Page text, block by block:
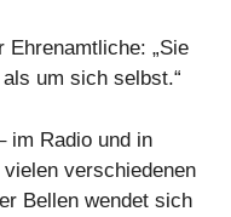
Ehrenamtliche: „Sie
um sich selbst.“
im Radio und in
verschiedenen
Bellen wendet sich